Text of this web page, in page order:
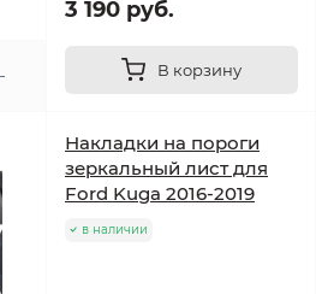
3 190 руб.
В корзину
Накладки на пороги
зеркальный лист для
Ford Kuga 2016-2019
в наличии